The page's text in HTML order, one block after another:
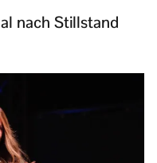
nach Stillstand